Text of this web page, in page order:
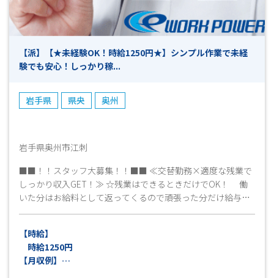
【派】【★未経験OK！時給1250円★】シンプル作業で未経
験でも安心！しっかり稼...
岩手県 県央 奥州
岩手県奥州市江刺
■■！！スタッフ大募集！！■■ ≪交替勤務×適度な残業で
しっかり収入GET！≫ ☆残業はできるときだけでOK！ 働
いた分はお給料として返ってくるので頑張った分だけ給与UP
が目指せる♪ ≪未経験OK！幅広い年代が活躍中！≫ ☆最
していきましょう♪ 工場見学可能です！お気軽にお問合せ下
さい★ﾐ(^^)！
【時給】
時給1250円
【月収例】